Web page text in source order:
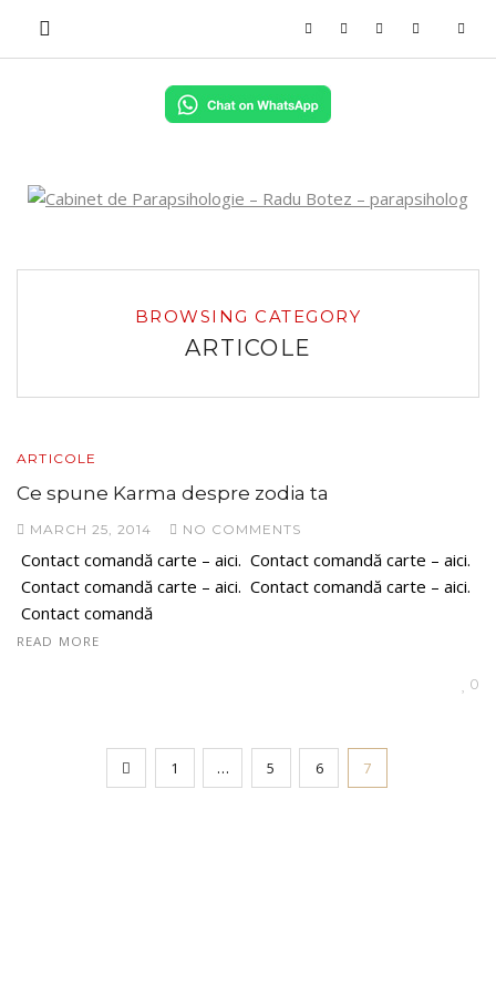
BROWSING CATEGORY
ARTICOLE
ARTICOLE
Ce spune Karma despre zodia ta
MARCH 25, 2014 NO COMMENTS
Contact comandă carte – aici. Contact comandă carte – aici.
Contact comandă carte – aici. Contact comandă carte – aici.
Contact comandă
READ MORE
0
1 … 5 6 7